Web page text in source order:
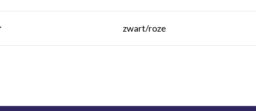
zwart/roze